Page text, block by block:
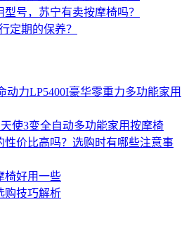
号，苏宁有卖按摩椅吗？
定期的保养？
动力LP5400I豪华零重力多功能家用
使3变全自动多功能家用按摩椅
性价比高吗？选购时有哪些注意事
椅好用一些
购技巧解析